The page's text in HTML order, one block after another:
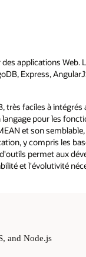
applications Web.
Express,
très faciles à intégrés
pour les
et son
y compris les
permet aux
et l'évolutivité